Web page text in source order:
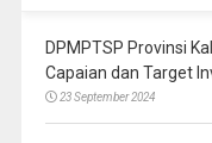
DPMPTSP Provinsi
Capaian dan Target
23 September 2024